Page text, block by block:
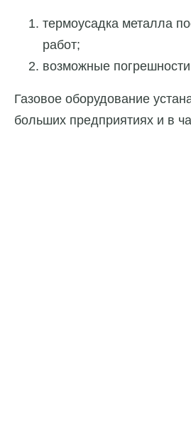
термоусадка металла
работ;
возможные погрешности
Газовое оборудование
больших предприятиях и в